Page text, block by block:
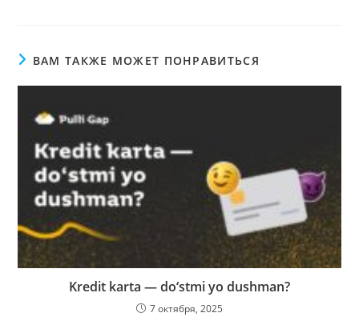
ВАМ ТАКЖЕ МОЖЕТ ПОНРАВИТЬСЯ
Kredit karta — do‘stmi yo dushman?
7 октября, 2025